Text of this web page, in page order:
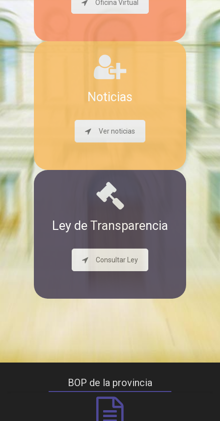
Oficina Virtual
Noticias
Ver noticias
Ley de Transparencia
Consultar Ley
BOP de la provincia